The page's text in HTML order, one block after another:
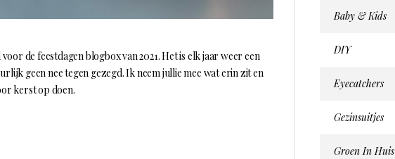
de feestdagen blogbox van 2021. Het is elk jaar weer een
geen nee tegen gezegd. Ik neem jullie mee wat erin zit en
kerst op doen.
Baby & Kids
DIY
Eyecatchers
Gezinsuitjes
Groen In Huis